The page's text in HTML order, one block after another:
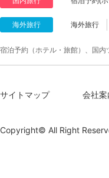
海外旅行 海外旅行
宿泊予約（ホテル・旅館）、国
サイトマップ 会社案
Copyright© All Right